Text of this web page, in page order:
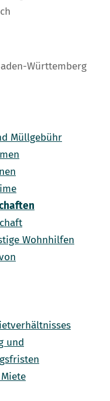
Württemberg
Müllgebühr
Wohnhilfen
und